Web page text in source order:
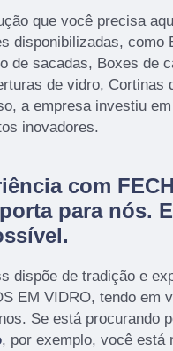
que você precisa
disponibilizadas, como
de sacadas, Boxes de
de vidro, Cortinas
a empresa investiu
inovadores.
com
para nós.
dispõe de tradição e
EM VIDRO, tendo em
Se está procurando
, por exemplo, você está